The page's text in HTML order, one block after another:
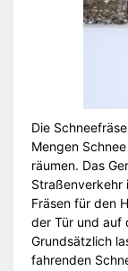
Die
Mengen
räumen. Das
Straßenverkehr
Fräsen für den
der Tür und auf
Grundsätzlich
fahrenden